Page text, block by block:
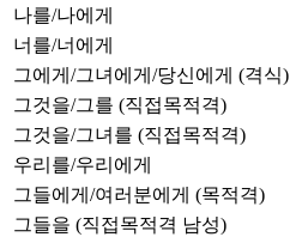
나를/나에게
너를/너에게
그에게/그녀에게/당신에게 (격식)
그것을/그를 (직접목적격)
그것을/그녀를 (직접목적격)
우리를/우리에게
그들에게/여러분에게 (목적격)
그들을 (직접목적격 남성)